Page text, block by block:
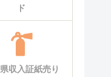
ド
収入証紙売り